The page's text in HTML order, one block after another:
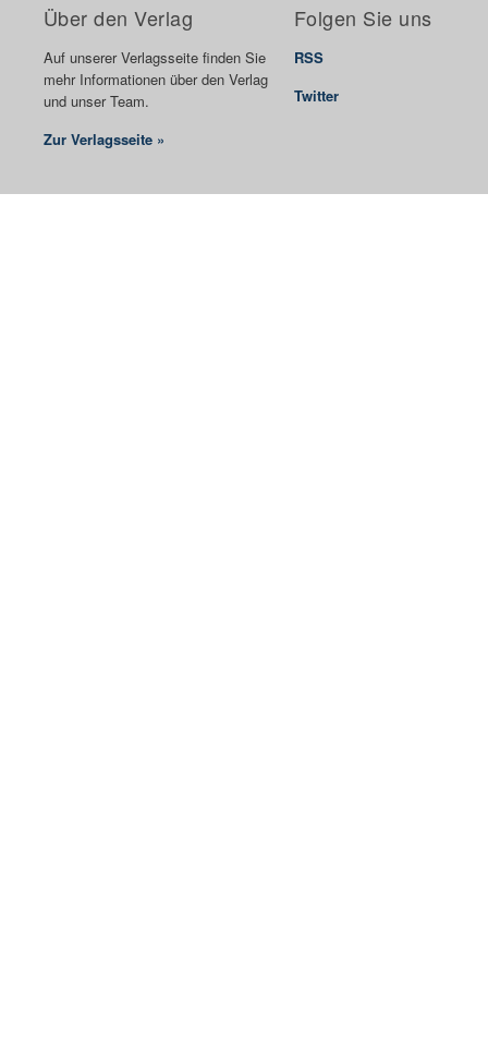
Über den Verlag
Auf unserer Verlagsseite finden Sie
mehr Informationen über den Verlag
und unser Team.
Zur Verlagsseite »
Folgen Sie uns
RSS
Twitter